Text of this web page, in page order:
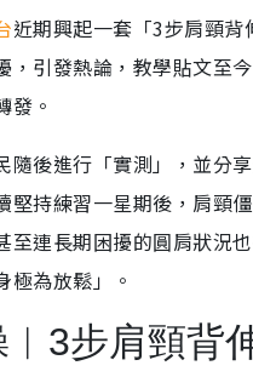
近期興起一套「3步肩頸背
，引發熱論，教學貼文至
發。
隨後進行「實測」，並分
堅持練習一星期後，肩頸
至連長期困擾的圓肩狀況
極為放鬆」。
︱3步肩頸背